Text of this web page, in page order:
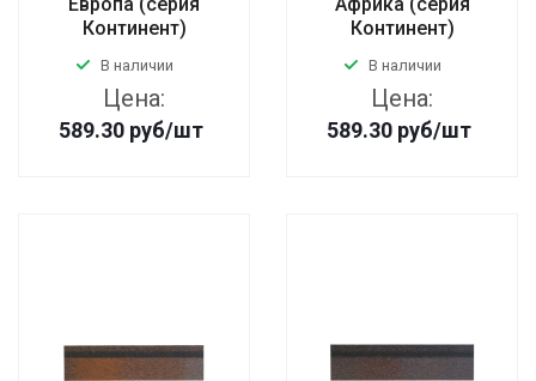
Континент)
В наличии
Цена:
589.30 руб/шт
Континент)
В наличии
Цена:
589.30 руб/шт